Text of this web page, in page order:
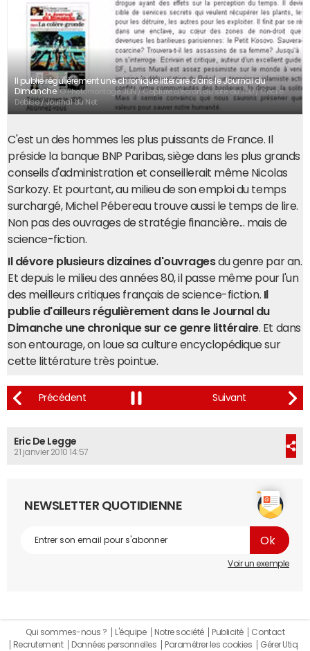
Il publie régulièrement une chronique littéraire dans le Journal du
Dimanche.© Photomontage JDN / Capture d'écran du site du JDD / Cécile
Debise / Journal du Net
C'est un des hommes les plus puissants de France. Il
préside la banque BNP Paribas, siège dans les plus grands
conseils d'administration et conseillerait même Nicolas
Sarkozy. Et pourtant, au milieu de son emploi du temps
surchargé, Michel Pébereau trouve aussi le temps de lire.
Non pas des ouvrages de stratégie financière... mais de
science-fiction.
Il dévore plusieurs dizaines d'ouvragesdu genre par an.
Et depuis le milieu des années 80, il passe même pour l'un
des meilleurs critiques français de science-fiction. Il
publie d'ailleurs régulièrement dans le Journal du
Dimanche une chronique sur ce genre littéraire. Et dans
son entourage, on loue sa culture encyclopédique sur
cette littérature très pointue.
Eric De Legge
21 janvier 2010 14:57
NEWSLETTER QUOTIDIENNE
Voir un exemple
Qui sommes-nous ? L'équipe Notre société Publicité
Contact
Recrutement
Données personnelles Paramétrer les cookies Gérer Utiq